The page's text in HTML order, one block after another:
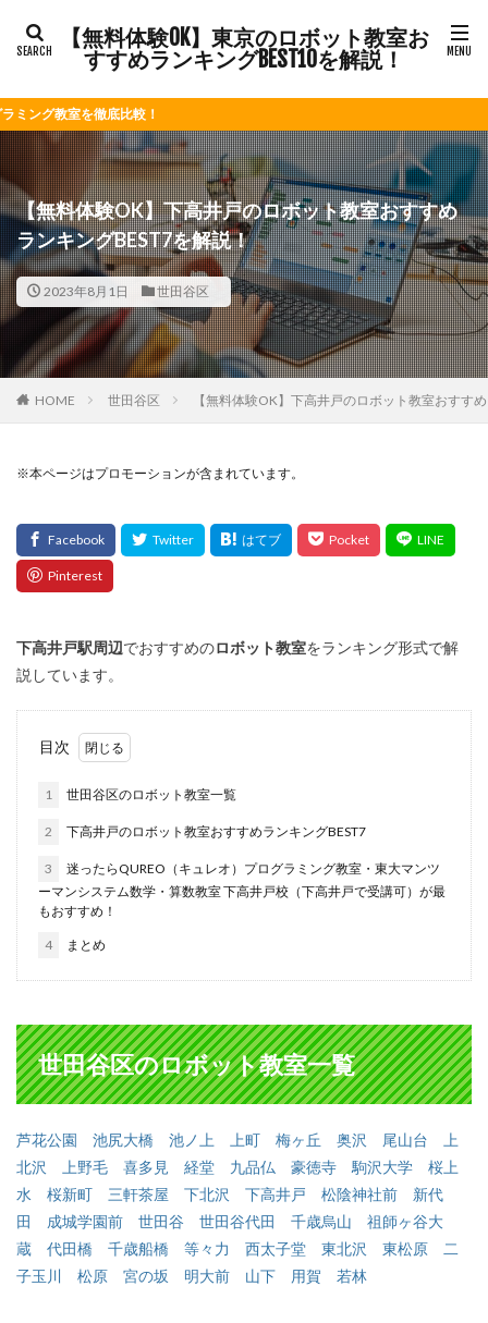
【無料体験OK】東京のロボット教室お
すすめランキングBEST10を解説！
比較！
【無料体験OK】下高井戸のロボット教室おすすめ
ランキングBEST7を解説！
2023年8月1日 世田谷区
HOME 世田谷区 【無料体験OK】下高井戸のロボット教室おすす
※本ページはプロモーションが含まれています。
下高井戸駅周辺でおすすめのロボット教室をランキング形式で解
説しています。
目次
1 世田谷区のロボット教室一覧
2 下高井戸のロボット教室おすすめランキングBEST7
3
迷ったらQUREO（キュレオ）プログラミング教室・東大マンツ
ーマンシステム数学・算数教室 下高井戸校（下高井戸で受講可）が最
もおすすめ！
4 まとめ
世田谷区のロボット教室一覧
芦花公園 池尻大橋 池ノ上 上町 梅ヶ丘 奥沢 尾山台
上
北沢
上野毛 喜多見 経堂 九品仏 豪徳寺 駒沢大学
桜上
水
桜新町 三軒茶屋 下北沢 下高井戸 松陰神社前
新代
田
成城学園前 世田谷 世田谷代田 千歳烏山
祖師ヶ谷大
蔵
代田橋 千歳船橋 等々力 西太子堂 東北沢 東松原
二
子玉川
松原 宮の坂 明大前 山下 用賀 若林